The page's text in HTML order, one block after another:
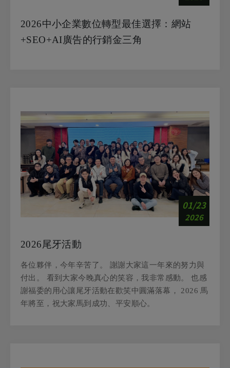
2026中小企業數位轉型最佳選擇：網站
+SEO+AI廣告的行銷金三角
01/23
2026
2026尾牙活動
各位夥伴，今年辛苦了。 謝謝大家這一年來的努力與
付出。 看到大家今晚真心的笑容，我非常感動。 也感
謝福委的用心讓尾牙活動在歡笑中圓滿落幕， 2026 馬
年將至，祝大家馬到成功、平安順心。